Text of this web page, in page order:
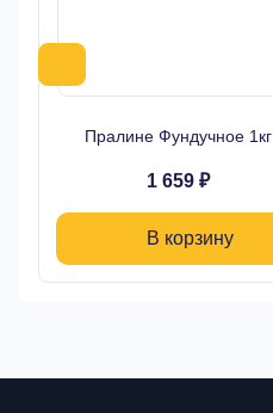
Пралине Фундучное 1кг
1 659 ₽
В корзину